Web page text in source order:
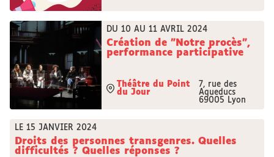
DU 10 AU 11 AVRIL 2024
Création de "Notre procès",
performance participative
Théâtre du Point
du Jour
7, rue des
Aqueducs
69005 Lyon
LE 15 JANVIER 2024
Droits des personnes transgenres. Quelles
difficultés ? Quelles réponses ?